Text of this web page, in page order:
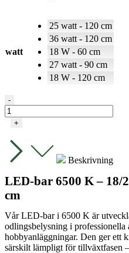
watt
25 watt - 120 cm
36 watt - 120 cm
18 W - 60 cm
27 watt - 90 cm
18 W - 120 cm
LED-
bar
6500K
36
watt
mängd
-
+
Beskrivning
LED-bar 6500 K – 18/
cm
Vår LED-bar i 6500 K är
odlingsbelysning i professionella
hobbyanläggningar. Den ger ett
särskilt lämpligt för tillväxtfasen